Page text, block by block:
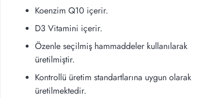
Koenzim Q10 içerir.
D3 Vitamini içerir.
Özenle seçilmiş hammaddeler kullanılarak
üretilmiştir.
Kontrollü üretim standartlarına uygun olarak
üretilmektedir.